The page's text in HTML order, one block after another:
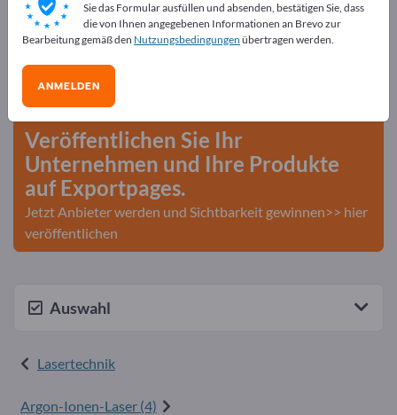
Kostenlos inserieren auf
Exportpages!
Bedarfe – Angebote – Gebrauchtwaren –
Veröffentlichen Sie Ihr
Unternehmen und Ihre Produkte
auf Exportpages.
Jetzt Anbieter werden und Sichtbarkeit gewinnen>> hier
veröffentlichen
Auswahl
Lasertechnik
Argon-Ionen-Laser (4)
Sie das Formular ausfüllen und absenden, bestätigen Sie, dass
die von Ihnen angegebenen Informationen an Brevo zur
Bearbeitung gemäß den Nutzungsbedingungen übertragen werden.
ANMELDEN